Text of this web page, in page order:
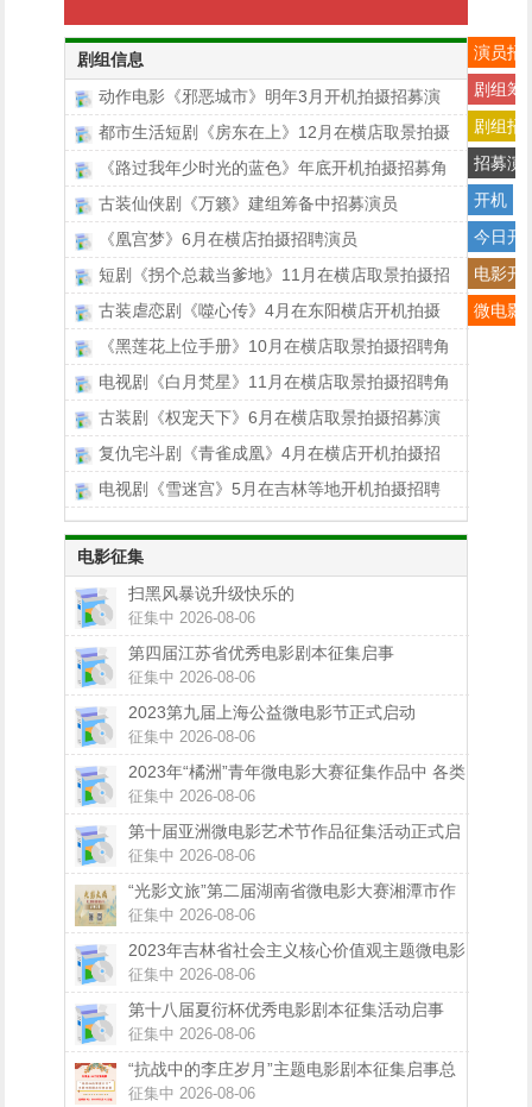
剧组信息
动作电影《邪恶城市》明年3月开机拍摄招募演
都市生活短剧《房东在上》12月在横店取景拍摄
《路过我年少时光的蓝色》年底开机拍摄招募角
古装仙侠剧《万籁》建组筹备中招募演员
《凰宫梦》6月在横店拍摄招聘演员
短剧《拐个总裁当爹地》11月在横店取景拍摄招
古装虐恋剧《噬心传》4月在东阳横店开机拍摄
《黑莲花上位手册》10月在横店取景拍摄招聘角
电视剧《白月梵星》11月在横店取景拍摄招聘角
古装剧《权宠天下》6月在横店取景拍摄招募演
复仇宅斗剧《青雀成凰》4月在横店开机拍摄招
电视剧《雪迷宫》5月在吉林等地开机拍摄招聘
电影征集
扫黑风暴说升级快乐的
征集中 2026-08-06
第四届江苏省优秀电影剧本征集启事
征集中 2026-08-06
2023第九届上海公益微电影节正式启动
征集中 2026-08-06
2023年“橘洲”青年微电影大赛征集作品中 各类
大奖等你拿！
征集中 2026-08-06
第十届亚洲微电影艺术节作品征集活动正式启
动
征集中 2026-08-06
“光影文旅”第二届湖南省微电影大赛湘潭市作
品征集正在进行中
征集中 2026-08-06
2023年吉林省社会主义核心价值观主题微电影
（微视频）征集展示活动公告
征集中 2026-08-06
第十八届夏衍杯优秀电影剧本征集活动启事
征集中 2026-08-06
“抗战中的李庄岁月”主题电影剧本征集启事总
奖金100万
征集中 2026-08-06
演员招
剧组筹
剧组招
招募演
开机
今日开
电影开
微电影